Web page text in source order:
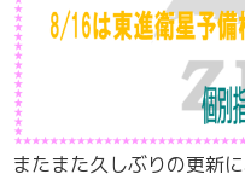
またまた久しぶりの更新